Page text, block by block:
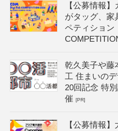
【公募情報
がタッグ、家
ペティション
乾久美子や藤
工 住まいの
20回記念 特
催[PR]
【公募情報